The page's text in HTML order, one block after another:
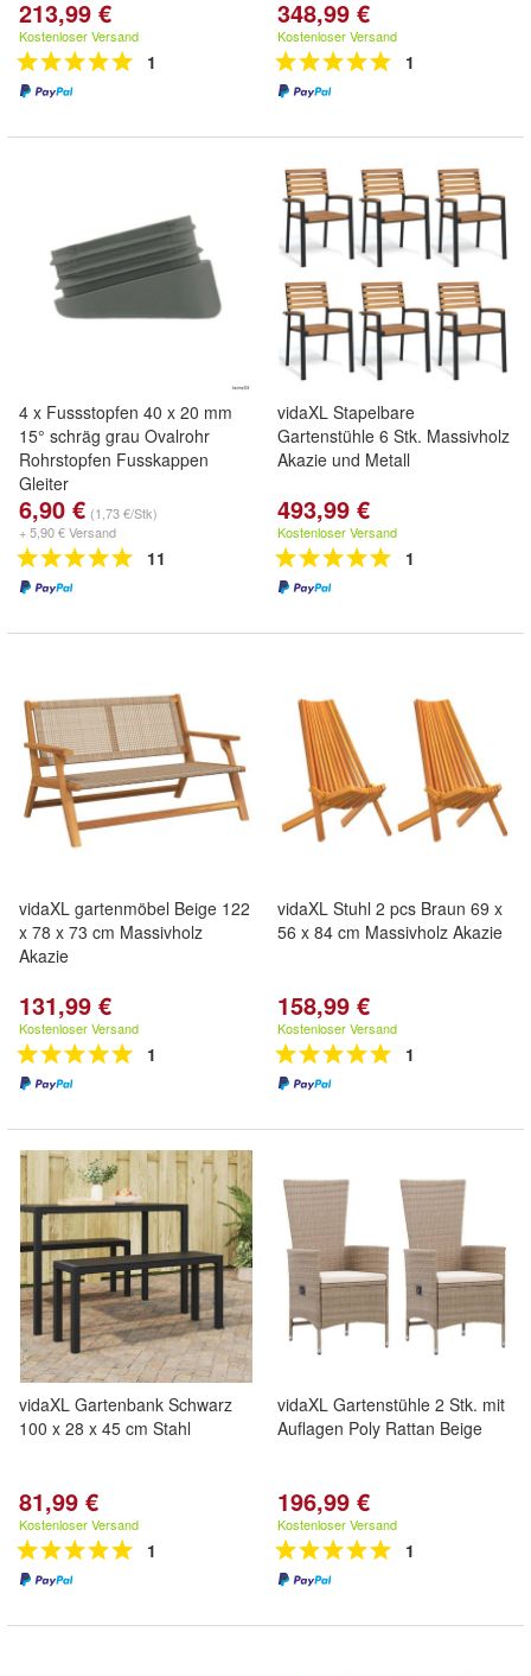
213,99 €
Kostenloser Versand
1
348,99 €
Kostenloser Versand
1
4 x Fussstopfen 40 x 20 mm
15° schräg grau Ovalrohr
Rohrstopfen Fusskappen
Gleiter
6,90 € (1,73 €/Stk)
+ 5,90 € Versand
11
vidaXL Stapelbare
Gartenstühle 6 Stk. Massivholz
Akazie und Metall
493,99 €
Kostenloser Versand
1
vidaXL gartenmöbel Beige 122
x 78 x 73 cm Massivholz
Akazie
131,99 €
Kostenloser Versand
1
vidaXL Stuhl 2 pcs Braun 69 x
56 x 84 cm Massivholz Akazie
158,99 €
Kostenloser Versand
1
vidaXL Gartenbank Schwarz
100 x 28 x 45 cm Stahl
81,99 €
Kostenloser Versand
1
vidaXL Gartenstühle 2 Stk. mit
Auflagen Poly Rattan Beige
196,99 €
Kostenloser Versand
1